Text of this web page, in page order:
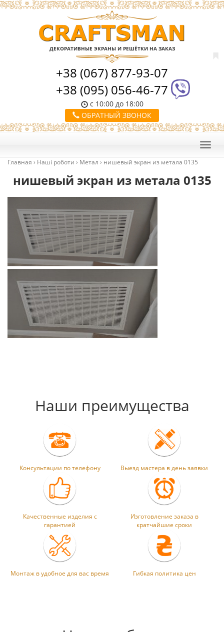
ДЕКОРАТИВНЫЕ ЭКРАНЫ И РЕШЁТКИ НА ЗАКАЗ
+38 (067) 877-93-07
+38 (095) 056-46-77
с 10:00 до 18:00
ОБРАТНЫЙ ЗВОНОК
Главная › Наші роботи › Метал › нишевый экран из метала 0135
нишевый экран из метала 0135
Наши преимущества
Консультации по телефону Выезд мастера в день заявки
Качественные изделия с
гарантией
Изготовление заказа в
кратчайшие сроки
Монтаж в удобное для вас время Гибкая политика цен